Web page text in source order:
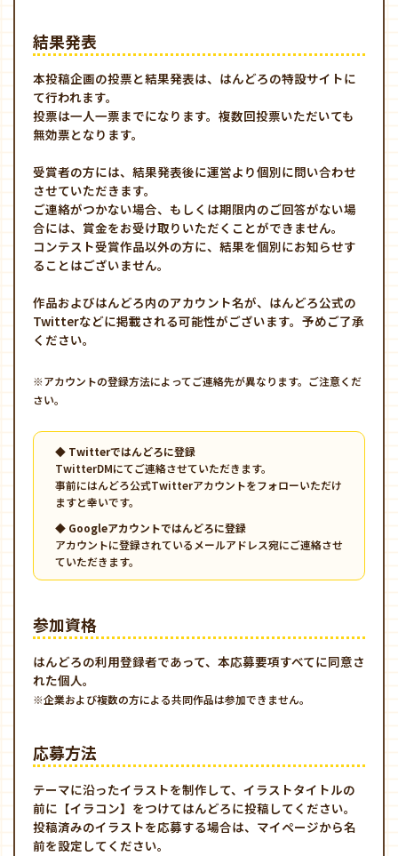
結果発表
本投稿企画の投票と結果発表は、はんどろの特設サイトに
て行われます。
投票は一人一票までになります。複数回投票いただいても
無効票となります。
受賞者の方には、結果発表後に運営より個別に問い合わせ
させていただきます。
ご連絡がつかない場合、もしくは期限内のご回答がない場
合には、賞金をお受け取りいただくことができません。
コンテスト受賞作品以外の方に、結果を個別にお知らせす
ることはございません。
作品およびはんどろ内のアカウント名が、はんどろ公式の
Twitterなどに掲載される可能性がございます。予めご了承
ください。
※アカウントの登録方法によってご連絡先が異なります。ご注意くだ
さい。
◆ Twitterではんどろに登録
TwitterDMにてご連絡させていただきます。
事前にはんどろ公式Twitterアカウントをフォローいただけ
ますと幸いです。
◆ Googleアカウントではんどろに登録
アカウントに登録されているメールアドレス宛にご連絡させ
ていただきます。
参加資格
はんどろの利用登録者であって、本応募要項すべてに同意さ
れた個人。
※企業および複数の方による共同作品は参加できません。
応募方法
テーマに沿ったイラストを制作して、イラストタイトルの
前に【イラコン】をつけてはんどろに投稿してください。
投稿済みのイラストを応募する場合は、マイページから名
前を設定してください。